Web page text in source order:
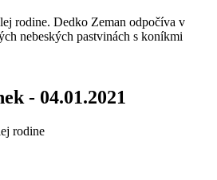
rodine. Dedko Zeman odpočíva v
nebeských pastvinách s koníkmi
- 04.01.2021
rodine